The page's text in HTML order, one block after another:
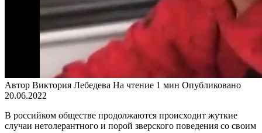
Автор Виктория Лебедева На чтение 1 мин Опубликовано
20.06.2022
В российком обществе продолжаются происходит жуткие
случаи нетолерантного и порой зверского поведения со своим